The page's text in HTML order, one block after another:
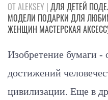
ОТ ALEKSEY | ДЛЯ ДЕТЕЙ
МОДЕЛИ ПОДАРКИ ДЛЯ
ЖЕНЩИН МАСТЕРСКАЯ
Изобретение бумаги -
достижений
цивилизации. Еще в